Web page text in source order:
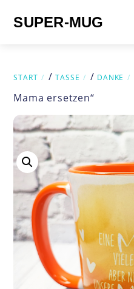
SUPER-MUG
START /TASSE / DANKE
Mama ersetzen“